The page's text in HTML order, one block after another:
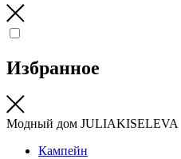
Избранное
Модный дом JULIAKISELEVA
Кампейн